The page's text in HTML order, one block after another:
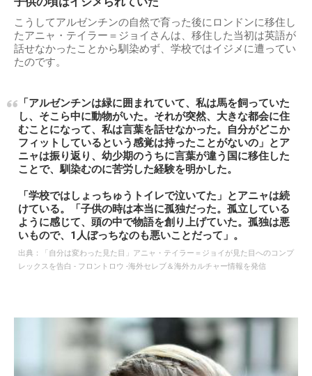
こうしてアルゼンチンの自然で育った後にロンドンに移住し
たアニャ・テイラー＝ジョイさんは、移住した当初は英語が
話せなかったことから馴染めず、学校ではイジメに遭ってい
たのです。
「アルゼンチンは緑に囲まれていて、私は馬を飼っていた
し、そこら中に動物がいた。それが突然、大きな都会に住
むことになって、私は言葉を話せなかった。自分がどこか
フィットしているという感覚は持ったことがないの」とア
ニャは振り返り、幼少期のうちに言葉が違う国に移住した
ことで、馴染むのに苦労した経験を明かした。
「学校ではしょっちゅうトイレで泣いてた」とアニャは続
けている。「子供の時は本当に孤独だった。孤立している
ように感じて、頭の中で物語を創り上げていた。孤独は悪
いもので、1人ぼっちなのも悪いことだって」。
出典：
「自分は変わった見た目」アニャ・テイラー＝ジョイが見た目へのコンプ
レックスを告白 - フロントロウ -海外セレブ＆海外カルチャー情報を発信